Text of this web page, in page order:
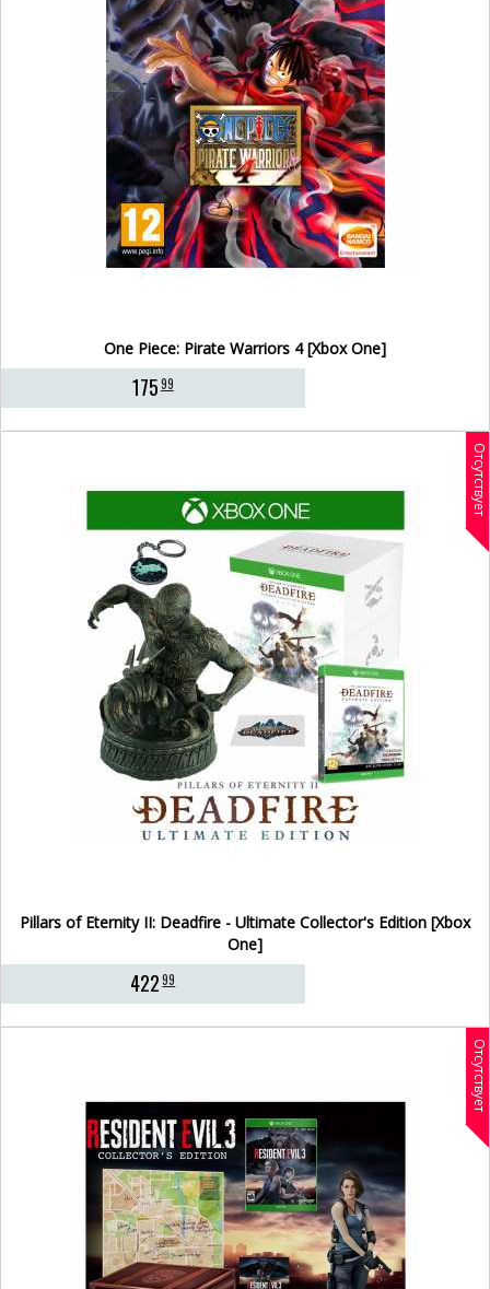
One Piece: Pirate Warriors 4 [Xbox One]
17599
Отсутствует
Pillars of Eternity II: Deadfire - Ultimate Collector's Edition [Xbox
One]
42299
Отсутствует